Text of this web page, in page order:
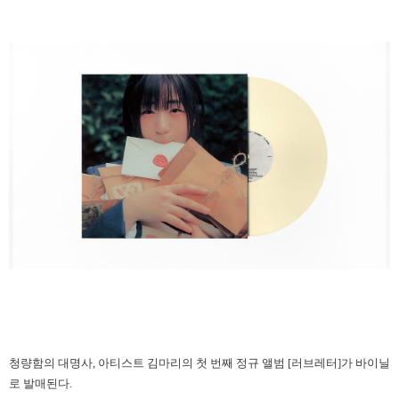
청량함의 대명사, 아티스트 김마리의 첫 번째 정규 앨범 [러브레터]가 바이닐
로 발매된다.